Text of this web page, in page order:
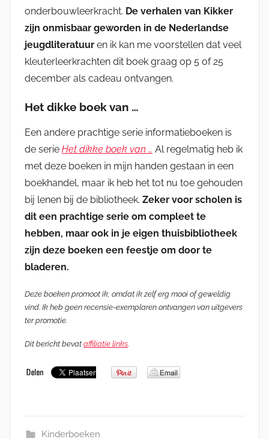
onderbouwleerkracht. De verhalen van Kikker
zijn onmisbaar geworden in de Nederlandse
jeugdliteratuur en ik kan me voorstellen dat veel
kleuterleerkrachten dit boek graag op 5 of 25
december als cadeau ontvangen.
Het dikke boek van …
Een andere prachtige serie informatieboeken is
de serie Het dikke boek van … Al regelmatig heb ik
met deze boeken in mijn handen gestaan in een
boekhandel, maar ik heb het tot nu toe gehouden
bij lenen bij de bibliotheek. Zeker voor scholen is
dit een prachtige serie om compleet te
hebben, maar ook in je eigen thuisbibliotheek
zijn deze boeken een feestje om door te
bladeren.
Deze boeken promoot ik, omdat ik zelf erg mooi of geweldig
vind. Ik heb geen recensie-exemplaren ontvangen van uitgevers
ter promotie.
Dit bericht bevat affiliatie links.
Kinderboeken